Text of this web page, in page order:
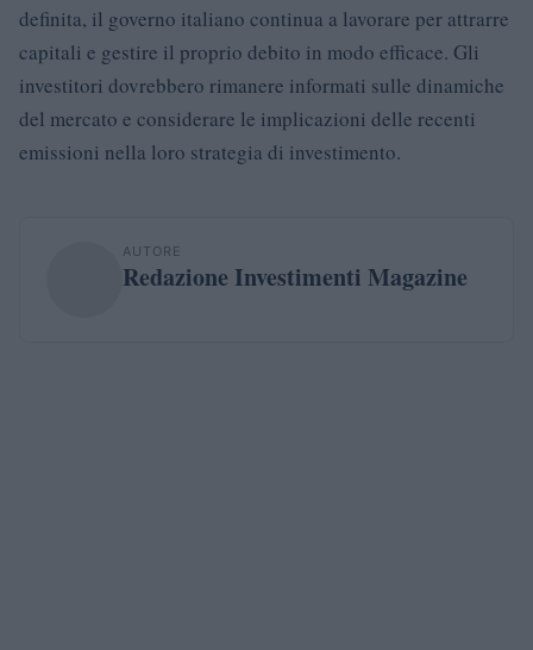
definita, il governo italiano continua a lavorare per attrarre
capitali e gestire il proprio debito in modo efficace. Gli
investitori dovrebbero rimanere informati sulle dinamiche
del mercato e considerare le implicazioni delle recenti
emissioni nella loro strategia di investimento.
AUTORE
Redazione Investimenti Magazine